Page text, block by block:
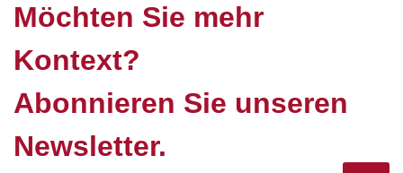
Möchten Sie mehr
Kontext?
Abonnieren Sie unseren
Newsletter.